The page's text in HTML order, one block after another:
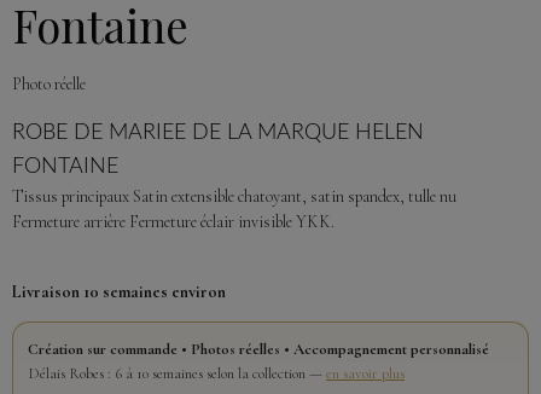
Fontaine
Photo réelle
ROBE DE MARIEE DE LA MARQUE HELEN
FONTAINE
Tissus principaux Satin extensible chatoyant, satin spandex, tulle nu
Fermeture arrière Fermeture éclair invisible YKK.
Livraison 10 semaines environ
Création sur commande • Photos réelles • Accompagnement personnalisé
Délais Robes : 6 à 10 semaines selon la collection — en savoir plus